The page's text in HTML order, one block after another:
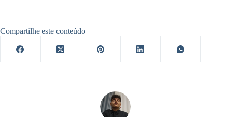
Compartilhe este conteúdo